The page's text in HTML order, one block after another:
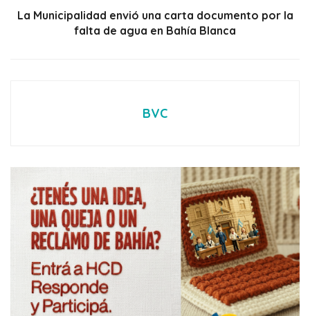
La Municipalidad envió una carta documento por la
falta de agua en Bahía Blanca
BVC